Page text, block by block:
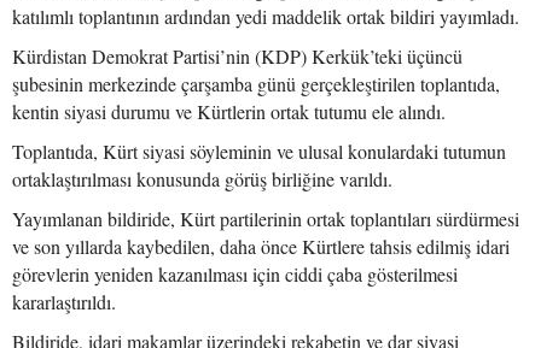
katılımlı toplantının ardından yedi maddelik ortak bildiri yayımladı.
Kürdistan Demokrat Partisi’nin (KDP) Kerkük’teki üçüncü
şubesinin merkezinde çarşamba günü gerçekleştirilen toplantıda,
kentin siyasi durumu ve Kürtlerin ortak tutumu ele alındı.
Toplantıda, Kürt siyasi söyleminin ve ulusal konulardaki tutumun
ortaklaştırılması konusunda görüş birliğine varıldı.
Yayımlanan bildiride, Kürt partilerinin ortak toplantıları sürdürmesi
ve son yıllarda kaybedilen, daha önce Kürtlere tahsis edilmiş idari
görevlerin yeniden kazanılması için ciddi çaba gösterilmesi
kararlaştırıldı.
Bildiride, idari makamlar üzerindeki rekabetin ve dar siyasi